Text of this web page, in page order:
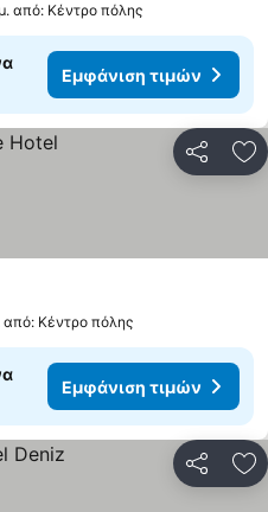
από: Κέντρο πόλης
Εμφάνιση τιμών
από: Κέντρο πόλης
Εμφάνιση τιμών